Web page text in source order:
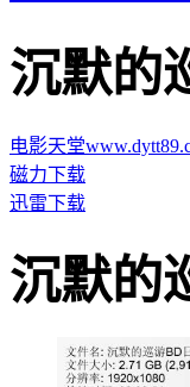
沉默的
电影天堂
磁力下载
迅雷下载
沉默的